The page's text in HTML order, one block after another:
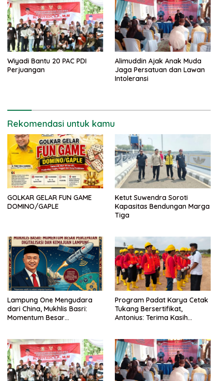
Wiyadi Bantu 20 PAC PDI
Perjuangan
Alimuddin Ajak Anak Muda
Jaga Persatuan dan Lawan
Intoleransi
Rekomendasi untuk kamu
GOLKAR GELAR FUN GAME
DOMINO/GAPLE
Ketut Suwendra Soroti
Kapasitas Bendungan Marga
Tiga
Lampung One Mengudara
dari China, Mukhlis Basri:
Momentum Besar
Program Padat Karya Cetak
Tukang Bersertifikat,
Antonius: Terima Kasih